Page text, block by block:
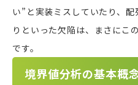
い”と実装ミスしていたり、
りといった欠陥は、まさにこ
です。
境界値分析の基本概